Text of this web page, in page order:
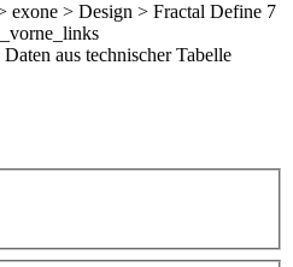
aus technischer Tabelle